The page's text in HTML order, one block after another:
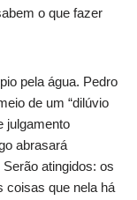
o que fazer
pela água. Pedro
de um “dilúvio
julgamento
abrasará
atingidos: os
coisas que nela há